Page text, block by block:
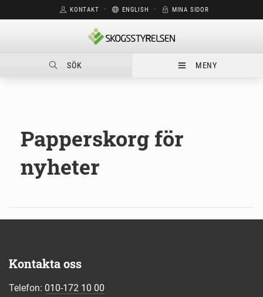
KONTAKT ⋅ ENGLISH ⋅ MINA SIDOR
SÖK MENY
Papperskorg för
nyheter
Kontakta oss
Telefon: 010-172 10 00